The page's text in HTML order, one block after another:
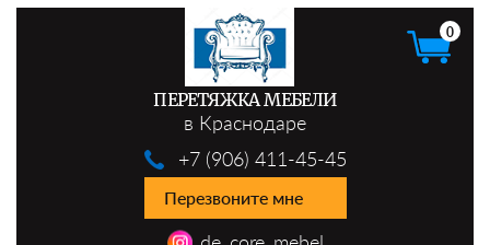
ПЕРЕТЯЖКА МЕБЕЛИ
в Краснодаре
+7 (906) 411-45-45
Перезвоните мне
0